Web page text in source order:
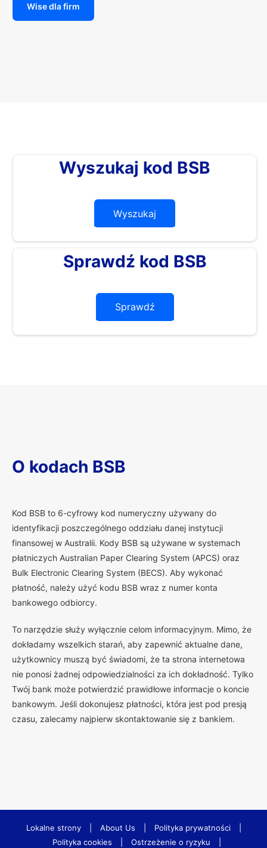
Wise dla firm
Wyszukaj kod BSB
Wyszukaj
Sprawdź kod BSB
Sprawdź
O kodach BSB
Kod BSB to 6-cyfrowy kod numeryczny używany do
identyfikacji poszczególnego oddziału danej instytucji
finansowej w Australii. Kody BSB są używane w systemach
płatniczych Australian Paper Clearing System (APCS) oraz
Bulk Electronic Clearing System (BECS). Aby wykonać
płatność, należy użyć kodu BSB wraz z numer konta
bankowego odbiorcy.
To narzędzie służy wyłącznie celom informacyjnym. Mimo, że
dokładamy wszelkich starań, aby zapewnić aktualne dane,
użytkownicy muszą być świadomi, że ta strona internetowa
nie ponosi żadnej odpowiedzialności za ich dokładność. Tylko
Twój bank może potwierdzić prawidłowe informacje o koncie
bankowym. Jeśli dokonujesz płatności, która jest pod presją
czasu, zalecamy najpierw skontaktowanie się z bankiem.
Lokalne strony About Us Polityka prywatności
Polityka cookies
Ostrzeżenie o ryzyku